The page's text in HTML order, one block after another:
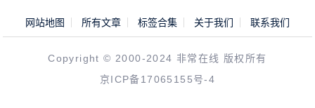
网站地图 所有文章 标签合集 关于我们 联系我们
Copyright © 2000-2024 非常在线 版权所有
京ICP备17065155号-4